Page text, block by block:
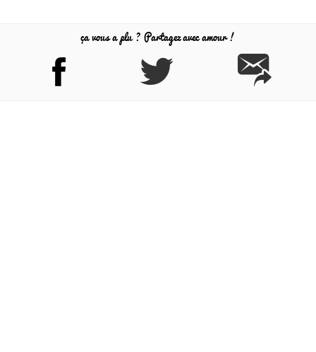
ça vous a plu ? Partagez avec amour !